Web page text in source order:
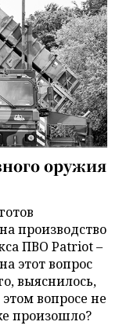
оружия
производство
ПВО Patriot –
этот вопрос
выяснилось,
вопросе не
произошло?